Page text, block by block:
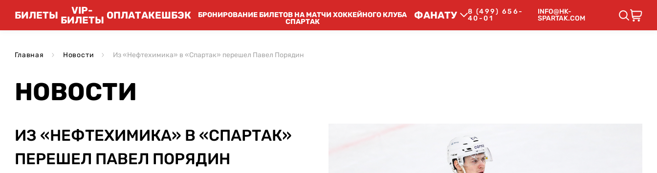
БИЛЕТЫ
VIP-
БИЛЕТЫ ОПЛАТАКЕШБЭК
БРОНИРОВАНИЕ БИЛЕТОВ НА МАТЧИ ХОККЕЙНОГО КЛУБА
СПАРТАК
ФАНАТУ
8 (499) 656-
40-01
INFO@HK-
SPARTAK.COM
Главная Новости Из «Нефтехимика» в «Спартак» перешел Павел Порядин
НОВОСТИ
ИЗ «НЕФТЕХИМИКА» В «СПАРТАК»
ПЕРЕШЕЛ ПАВЕЛ ПОРЯДИН